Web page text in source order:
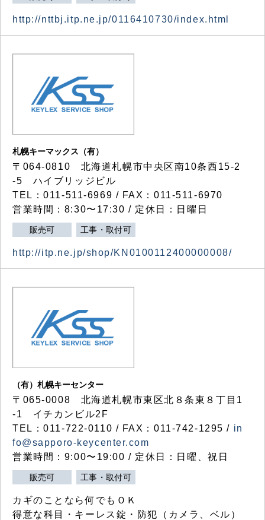
http://nttbj.itp.ne.jp/0116410730/index.html
札幌キーマックス（有）
〒064-0810 北海道札幌市中央区南10条西15-2
-5 ハイブリッジビル
TEL：011-511-6969 / FAX：011-511-6970
営業時間：8:30〜17:30 / 定休日：日曜日
販売可 工事・取付可
http://itp.ne.jp/shop/KN0100112400000008/
（有）札幌キーセンター
〒065-0008 北海道札幌市東区北８条東８丁目1
-1 イチカンビル2F
TEL：011-722-0110 / FAX：011-742-1295 / in
fo@sapporo-keycenter.com
営業時間：9:00〜19:00 / 定休日：日曜、祝日
販売可 工事・取付可
カギのことなら何でもＯＫ
得意な科目・キーレス錠・防犯（カメラ、ベル）